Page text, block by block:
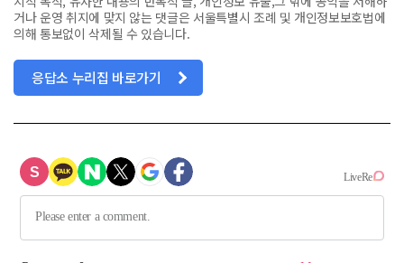
거나 운영 취지에 맞지 않는 댓글은 서울특별시 조례 및 개인정보보호법에
의해 통보없이 삭제될 수 있습니다.
응답소 누리집 바로가기